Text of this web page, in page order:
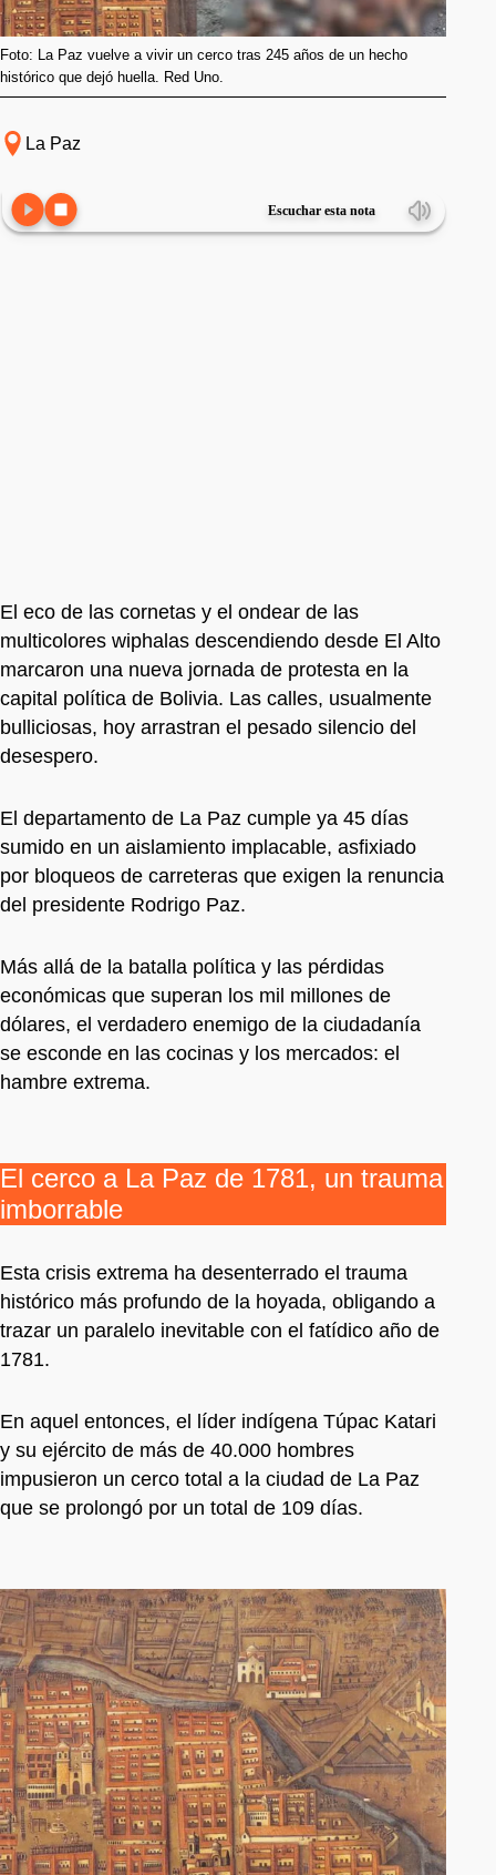
Foto: La Paz vuelve a vivir un cerco tras 245 años de un hecho
histórico que dejó huella. Red Uno.
La Paz
Escuchar esta nota
El eco de las cornetas y el ondear de las
multicolores wiphalas descendiendo desde El Alto
marcaron una nueva jornada de protesta en la
capital política de Bolivia. Las calles, usualmente
bulliciosas, hoy arrastran el pesado silencio del
desespero.
El departamento de La Paz cumple ya 45 días
sumido en un aislamiento implacable, asfixiado
por bloqueos de carreteras que exigen la renuncia
del presidente Rodrigo Paz.
Más allá de la batalla política y las pérdidas
económicas que superan los mil millones de
dólares, el verdadero enemigo de la ciudadanía
se esconde en las cocinas y los mercados: el
hambre extrema.
El cerco a La Paz de 1781, un trauma
imborrable
Esta crisis extrema ha desenterrado el trauma
histórico más profundo de la hoyada, obligando a
trazar un paralelo inevitable con el fatídico año de
1781.
En aquel entonces, el líder indígena Túpac Katari
y su ejército de más de 40.000 hombres
impusieron un cerco total a la ciudad de La Paz
que se prolongó por un total de 109 días.